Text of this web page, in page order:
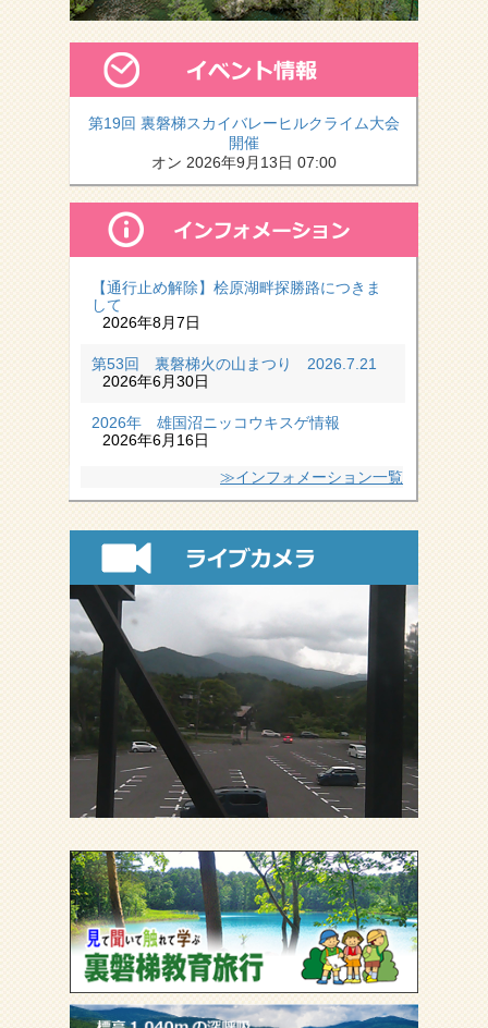
第19回 裏磐梯スカイバレーヒルクライム大会
開催
オン 2026年9月13日 07:00
【通行止め解除】桧原湖畔探勝路につきま
して
2026年8月7日
第53回 裏磐梯火の山まつり 2026.7.21
2026年6月30日
2026年 雄国沼ニッコウキスゲ情報
2026年6月16日
≫インフォメーション一覧